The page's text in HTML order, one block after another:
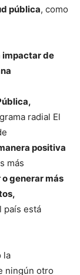
pública, como
impactar de
radial El
positiva
más
generar más
país está
la
ningún otro